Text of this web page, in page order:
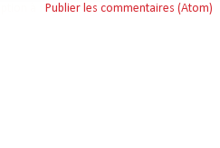
Publier les commentaires (Atom)